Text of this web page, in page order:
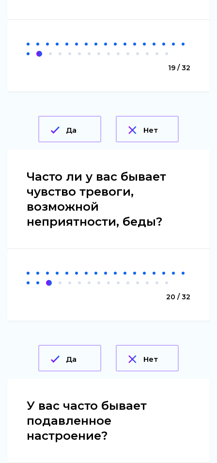
19 / 32
Да Нет
Часто ли у вас бывает
чувство тревоги,
возможной
неприятности, беды?
20 / 32
Да Нет
У вас часто бывает
подавленное
настроение?